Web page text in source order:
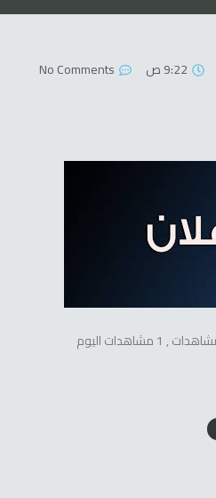
9:22 ص No Comments
, 1 مشاهدات اليوم